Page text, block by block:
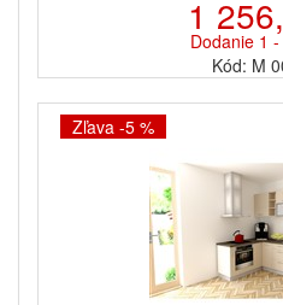
1
Dodanie 1
Kód: M
Zľava -5 %